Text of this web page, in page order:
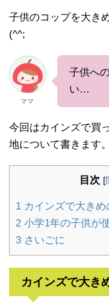
子供のコップを大き
(^^;
ママ
子供へ
い…
今回はカインズで買
地について書きます。
目次 [
1 カインズで大き
2 小学1年の子供が
3 さいごに
カインズで大き